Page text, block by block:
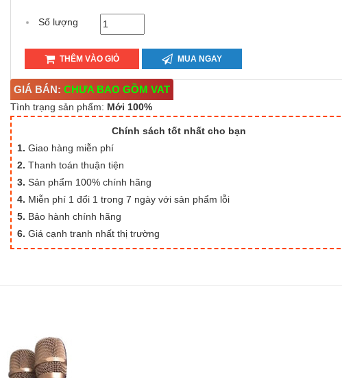
Số lượng
THÊM VÀO GIỎ MUA NGAY
GIÁ BÁN: CHƯA BAO GỒM VAT
Tình trạng sản phẩm: Mới 100%
Chính sách tốt nhất cho bạn
1. Giao hàng miễn phí
2. Thanh toán thuận tiện
3. Sản phẩm 100% chính hãng
4. Miễn phí 1 đổi 1 trong 7 ngày với sản phẩm lỗi
5. Bảo hành chính hãng
6. Giá cạnh tranh nhất thị trường